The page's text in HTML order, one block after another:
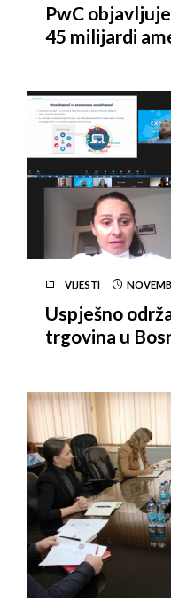
PwC
45 milijardi
VIJESTI
Uspješno
trgovina u